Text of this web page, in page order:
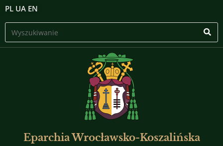
PL UA EN
Eparchia Wrocławsko-Koszalińska